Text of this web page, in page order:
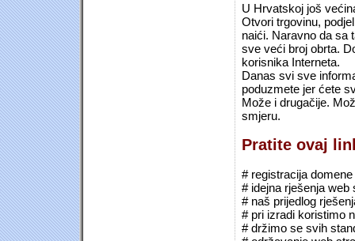
U Hrvatskoj još
Otvori trgovinu,
naići. Naravno da sa
sve veći broj obrta.
korisnika Interneta.
Danas svi sve
poduzmete jer ćete
Može i drugačije.
smjeru.
Pratite ovaj
# registracija
# idejna rješenja web
# naš prijedlog
# pri izradi koristimo
# držimo se svih